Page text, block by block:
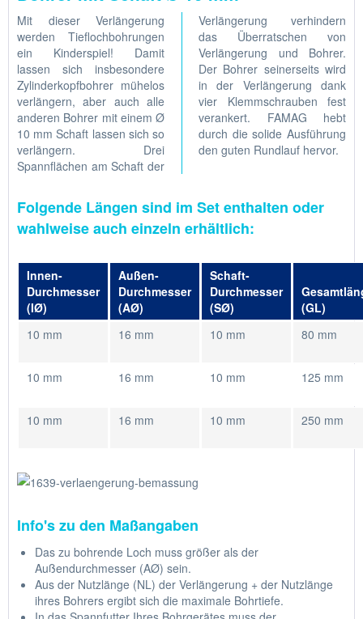
Mit dieser Verlängerung
werden Tieflochbohrungen
ein Kinderspiel! Damit
lassen sich insbesondere
Zylinderkopfbohrer mühelos
verlängern, aber auch alle
anderen Bohrer mit einem Ø
10 mm Schaft lassen sich so
verlängern. Drei
Spannflächen am Schaft der
Verlängerung verhindern
das Überratschen von
Verlängerung und Bohrer.
Der Bohrer seinerseits wird
in der Verlängerung dank
vier Klemmschrauben fest
verankert. FAMAG hebt
durch die solide Ausführung
den guten Rundlauf hervor.
Folgende Längen sind im Set enthalten oder
wahlweise auch einzeln erhältlich:
Innen-
Durchmesser
(IØ)
Außen-
Durchmesser
(AØ)
Schaft-
Durchmesser
(SØ)
(GL)
10 mm
16 mm 10 mm 80 mm
10 mm 16 mm 10 mm 125 mm
10 mm 16 mm 10 mm 250 mm
Info's zu den Maßangaben
Das zu bohrende Loch muss größer als der
Außendurchmesser (AØ) sein.
Aus der Nutzlänge (NL) der Verlängerung + der Nutzlänge
ihres Bohrers ergibt sich die maximale Bohrtiefe.